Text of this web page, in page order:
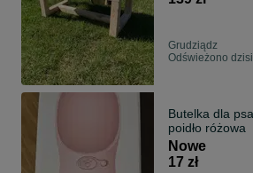
Grudziądz
Odświeżono
Butelka dla psa z dozownikiem
poidło różowa
Nowe
17 zł